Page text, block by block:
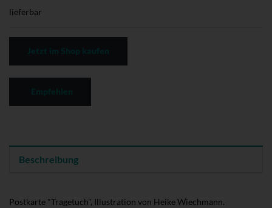
lieferbar
Beschreibung
Postkarte "Tragetuch", Illustration von Heike Wiechmann.